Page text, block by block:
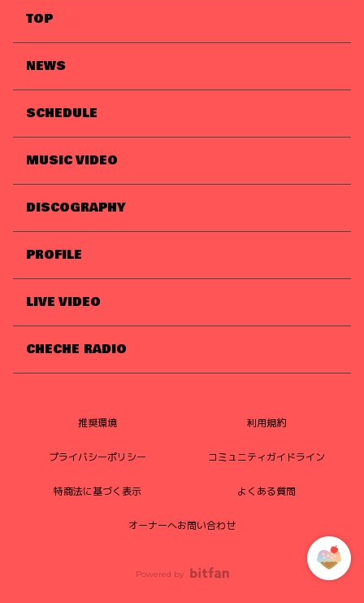
TOP
NEWS
SCHEDULE
MUSIC VIDEO
DISCOGRAPHY
PROFILE
LIVE VIDEO
CHECHE RADIO
推奨環境 利用規約
プライバシーポリシー コミュニティガイドライン
特商法に基づく表示 よくある質問
オーナーへお問い合わせ
Powered by